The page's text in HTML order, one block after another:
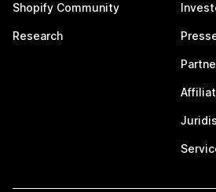
Shopify Community
Research